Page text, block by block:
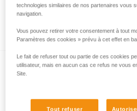
Choix de mousquetons
VERSO, REVERSO au
technologies similaires de nos partenaires vous
navigation.
Vous pouvez retirer votre consentement à tout
Paramètres des cookies » prévu à cet effet en
Le fait de refuser tout ou partie de ces cookies
utilisateur, mais en aucun cas ce refus ne vous
Site.
Tout refuser